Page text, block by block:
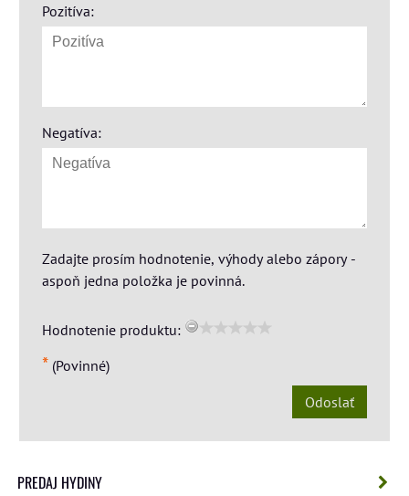
Pozitíva:
Negatíva:
Zadajte prosím hodnotenie, výhody alebo zápory -
aspoň jedna položka je povinná.
Hodnotenie produktu:
* (Povinné)
Odoslať
PREDAJ HYDINY